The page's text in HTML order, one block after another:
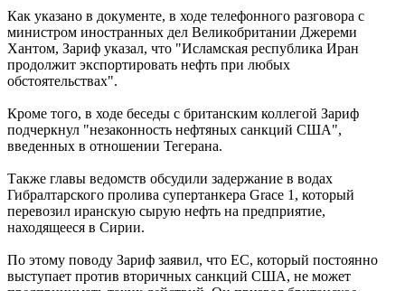
Как указано в документе, в ходе телефонного разговора с
министром иностранных дел Великобритании Джереми
Хантом, Зариф указал, что "Исламская республика Иран
продолжит экспортировать нефть при любых
обстоятельствах".
Кроме того, в ходе беседы с британским коллегой Зариф
подчеркнул "незаконность нефтяных санкций США",
введенных в отношении Тегерана.
Также главы ведомств обсудили задержание в водах
Гибралтарского пролива супертанкера Grace 1, который
перевозил иранскую сырую нефть на предприятие,
находящееся в Сирии.
По этому поводу Зариф заявил, что ЕС, который постоянно
выступает против вторичных санкций США, не может